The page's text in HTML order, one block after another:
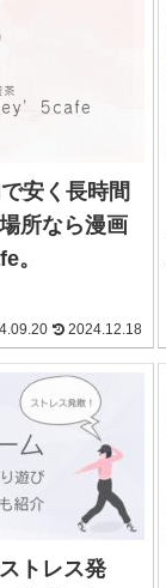
安く長時間
所なら漫画
。
2024.12.18
トレス発